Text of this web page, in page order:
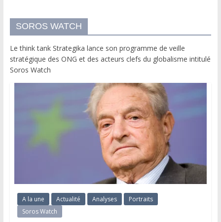
SOROS WATCH
Le think tank Strategika lance son programme de veille
stratégique des ONG et des acteurs clefs du globalisme intitulé
Soros Watch
A la une Actualité Analyses
Portraits
Soros Watch